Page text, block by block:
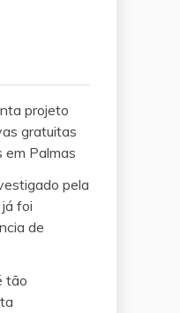
projeto
gratuitas
em Palmas
pela
foi
de
tão